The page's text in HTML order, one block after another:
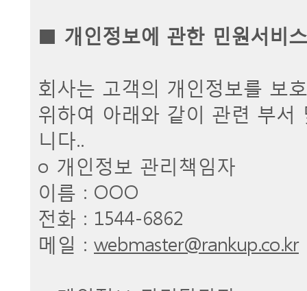
■ 개인정보에 관한 민원서비스
회사는 고객의 개인정보를 보
위하여 아래와 같이 관련 부서
니다..
ο 개인정보 관리책임자
이름 : OOO
전화 : 1544-6862
메일 : webmaster@rankup.co.kr